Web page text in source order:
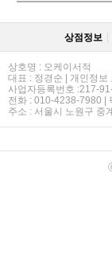
상점정보
상호명 : 오케이서적
대표 : 정경순 | 개인정보
사업자등록번호 :217-
전화 : 010-4238-7980 |
주소 : 서울시 노원구 중